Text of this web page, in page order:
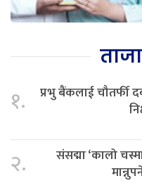
१.
प्रभु बैंकलाई चौतर्फी
२.
संसद्मा ‘कालो